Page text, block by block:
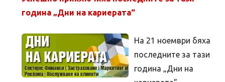
година „Дни на кариерата“
На 21 ноември бяха
последните за тази
година „Дни на